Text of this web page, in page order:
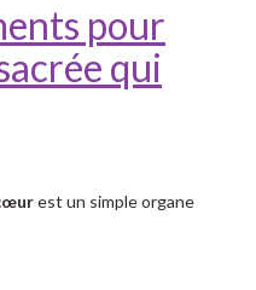
pour
qui
est un simple organe